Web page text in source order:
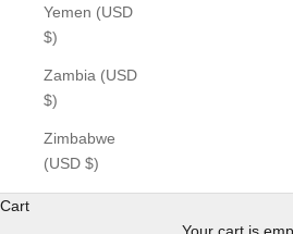
Yemen (USD
$)
Zambia (USD
$)
Zimbabwe
(USD $)
Cart
Your cart is